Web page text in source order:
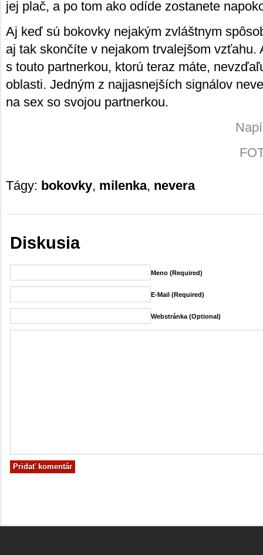
jej plač, a po tom ako odíde zostanete
Aj keď sú bokovky nejakým zvláštnym
aj tak skončíte v nejakom trvalejšom vzťahu.
s touto partnerkou, ktorú teraz máte,
oblasti. Jedným z najjasnejších signálov
na sex so svojou partnerkou.
Tágy: bokovky, milenka, nevera
Diskusia
Meno (required)
E-Mail (required)
Webstránka (Optional)